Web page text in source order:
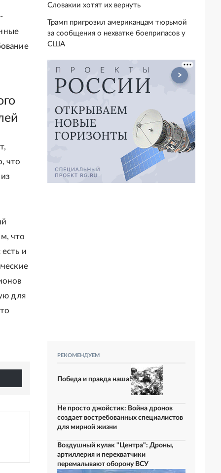
что
что
и
для
Словакии хотят их вернуть
Трамп пригрозил американцам тюрьмой
за сообщения о нехватке боеприпасов у
США
РЕКОМЕНДУЕМ
Победа и правда наша!
Не просто джойстик: Война дронов
создает востребованных специалистов
для мирной жизни
Воздушный кулак "Центра": Дроны,
артиллерия и перехватчики
перемалывают оборону ВСУ